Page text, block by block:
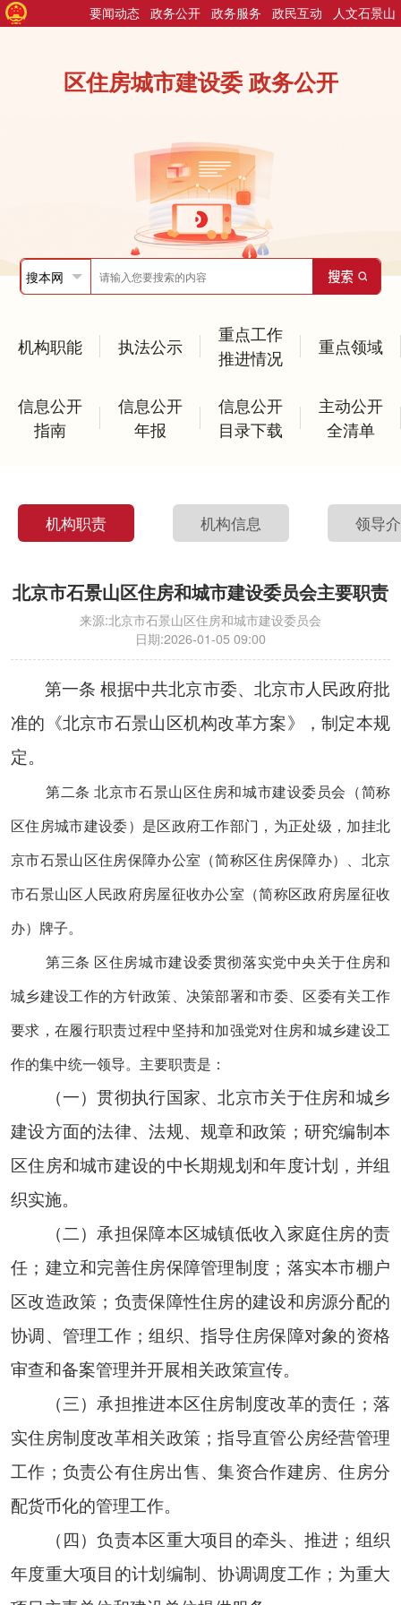
人文石景山
政民互动
政务服务
政务公开
要闻动态
区住房城市建设委 政务公开
机构职能 执法公示
重点工作
推进情况
重点领域
信息公开
指南
信息公开
年报
信息公开
目录下载
主动公开
全清单
机构职责 机构信息 领导
北京市石景山区住房和城市建设委员会主要职责
来源:北京市石景山区住房和城市建设委员会
日期:2026-01-05 09:00
第一条 根据中共北京市委、北京市人民政府批
准的《北京市石景山区机构改革方案》，制定本规
定。
第二条 北京市石景山区住房和城市建设委员会（简称
区住房城市建设委）是区政府工作部门，为正处级，加挂北
京市石景山区住房保障办公室（简称区住房保障办）、北京
市石景山区人民政府房屋征收办公室（简称区政府房屋征收
办）牌子。
第三条 区住房城市建设委贯彻落实党中央关于住房和
城乡建设工作的方针政策、决策部署和市委、 区委有关工作
要求，在履行职责过程中坚持和加强党对住房和城乡建设工
作的集中统一领导。主要职责是：
（一）贯彻执行国家、北京市关于住房和城乡
建设方面的法律、法规、规章和政策；研究编制本
区住房和城市建设的中长期规划和年度计划，并组
织实施。
（二）承担保障本区城镇低收入家庭住房的责
任；建立和完善住房保障管理制度；落实本市棚户
区改造政策；负责保障性住房的建设和房源分配的
协调、管理工作；组织、指导住房保障对象的资格
审查和备案管理并开展相关政策宣传。
（三）承担推进本区住房制度改革的责任；落
实住房制度改革相关政策；指导直管公房经营管理
工作；负责公有住房出售、集资合作建房、住房分
配货币化的管理工作。
（四）负责本区重大项目的牵头、推进；组织
年度重大项目的计划编制、协调调度工作；为重大